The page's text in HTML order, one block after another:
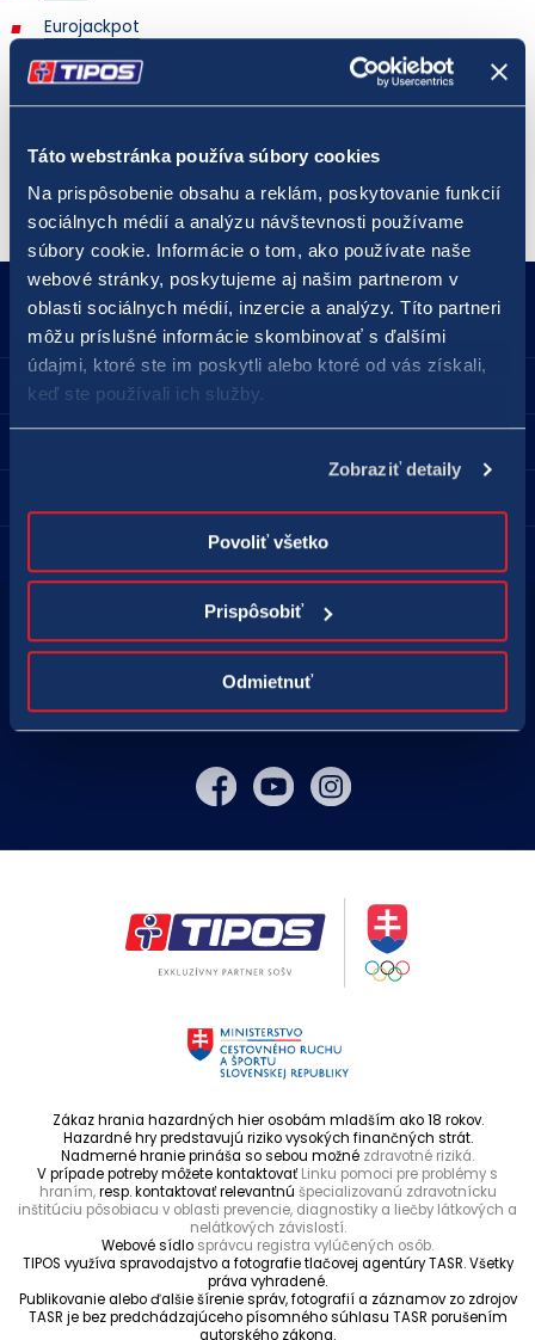
Táto webstránka používa súbory cookies
Na prispôsobenie obsahu a reklám, poskytovanie funkcií
sociálnych médií a analýzu návštevnosti používame
súbory cookie. Informácie o tom, ako používate naše
webové stránky, poskytujeme aj našim partnerom v
oblasti sociálnych médií, inzercie a analýzy. Títo partneri
môžu príslušné informácie skombinovať s ďalšími
údajmi, ktoré ste im poskytli alebo ktoré od vás získali,
keď ste používali ich služby.
Zobraziť detaily
Povoliť všetko
Prispôsobiť
Odmietnuť
Eurojackpot
EUROMILIÓNY
LOTO 5 z 35
KENO 10
18177 podnety@tipos.sk
Spoločnosť TIPOS
Hraj zodpovedne Zodpovedné hranie
Nastavenie cookies
Zákaz hrania hazardných hier osobám mladším ako 18 rokov.
Hazardné hry predstavujú riziko vysokých finančných strát.
Nadmerné hranie prináša so sebou možné zdravotné riziká.
V prípade potreby môžete kontaktovaťLinku pomoci pre problémy s
hraním,resp. kontaktovať relevantnú špecializovanú zdravotnícku
inštitúciu pôsobiacu v oblasti prevencie, diagnostiky a liečby látkových a
nelátkových závislostí.
Webové sídlo správcu registra vylúčených osôb.
TIPOS využíva spravodajstvo a fotografie tlačovej agentúry TASR. Všetky
práva vyhradené.
Publikovanie alebo ďalšie šírenie správ, fotografií a záznamov zo zdrojov
TASR je bez predchádzajúceho písomného súhlasu TASR porušením
autorského zákona.